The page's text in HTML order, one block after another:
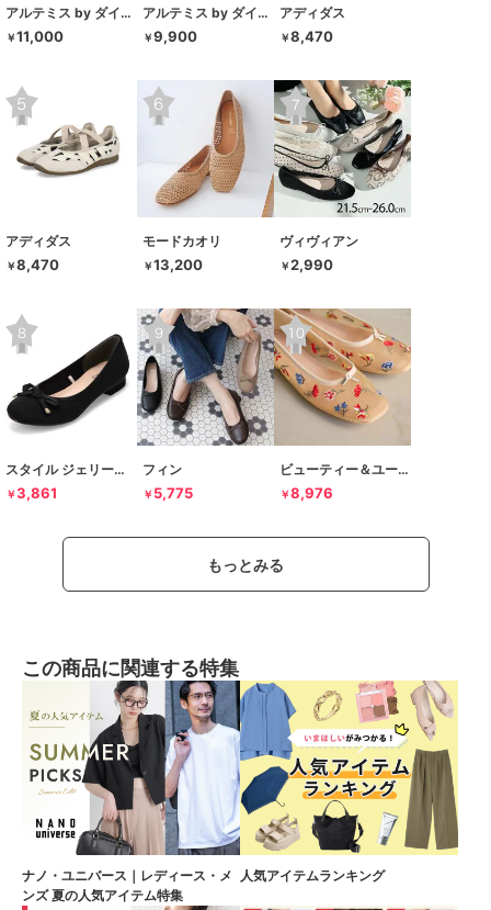
アルテミス by ダイアナ
￥11,000
アルテミス by ダイアナ
￥9,900
アディダス
￥8,470
アディダス
￥8,470
モードカオリ
￥13,200
ヴィヴィアン
￥2,990
スタイル ジェリービーンズ
￥3,861
フィン
￥ 5,775
ビューティー＆ユース ユナイテッドアローズ
￥8,976
もっとみる
この商品に関連する特集
ナノ・ユニバース｜レディース・メ
ンズ 夏の人気アイテム特集
人気アイテムランキング